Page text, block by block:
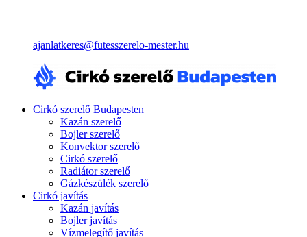
ajanlatkeres@futesszerelo-mester.hu
Cirkó szerelő Budapesten
Kazán szerelő
Bojler szerelő
Konvektor szerelő
Cirkó szerelő
Radiátor szerelő
Gázkészülék szerelő
Cirkó javítás
Kazán javítás
Bojler javítás
Vízmelegítő javítás